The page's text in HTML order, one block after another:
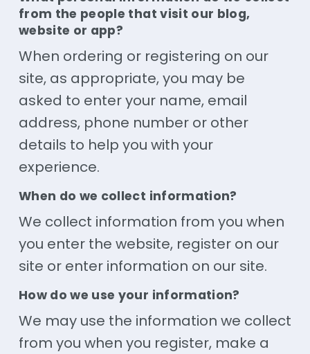
from the people that visit our blog,
website or app?
When ordering or registering on our
site, as appropriate, you may be
asked to enter your name, email
address, phone number or other
details to help you with your
experience.
When do we collect information?
We collect information from you when
you enter the website, register on our
site or enter information on our site.
How do we use your information?
We may use the information we collect
from you when you register, make a